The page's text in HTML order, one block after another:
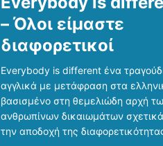
– Όλοι είμαστε
διαφορετικοί
Everybody is different ένα
αγγλικά με μετάφραση στα
βασισμένο στη θεμελιώδη αρχή
ανθρωπίνων δικαιωμάτων
την αποδοχή της